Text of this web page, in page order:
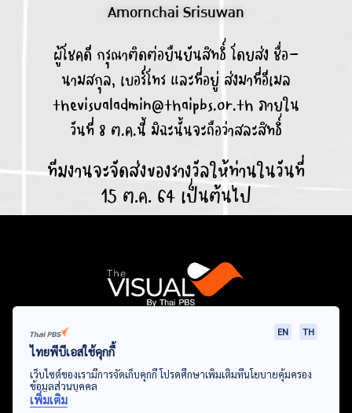
Amornchai Srisuwan
ผู้โชคดี กรุณาติดต่อยืนยันสิทธิ์ โดยส่ง ชื่อ-
นามสกุล, เบอร์โทร และที่อยู่ ส่งมาที่อีเมล
thevisualadmin@thaipbs.or.th ภายใน
วันที่ 8 ต.ค.นี้ มิฉะนั้นจะถือว่าสละสิทธิ์
ทีมงานจะจัดส่งของรางวัลให้ท่านในวันที่
15 ต.ค. 64 เป็นต้นไป
Data VizArticles Topics
ไทยพีบีเอสใช้คุกกี้
EN TH
เว็บไซต์ของเรามีการจัดเก็บคุกกี้ โปรดศึกษาเพิ่มเติมที่นโยบายคุ้มครอง
ข้อมูลส่วนบุคคล
เพิ่มเติม